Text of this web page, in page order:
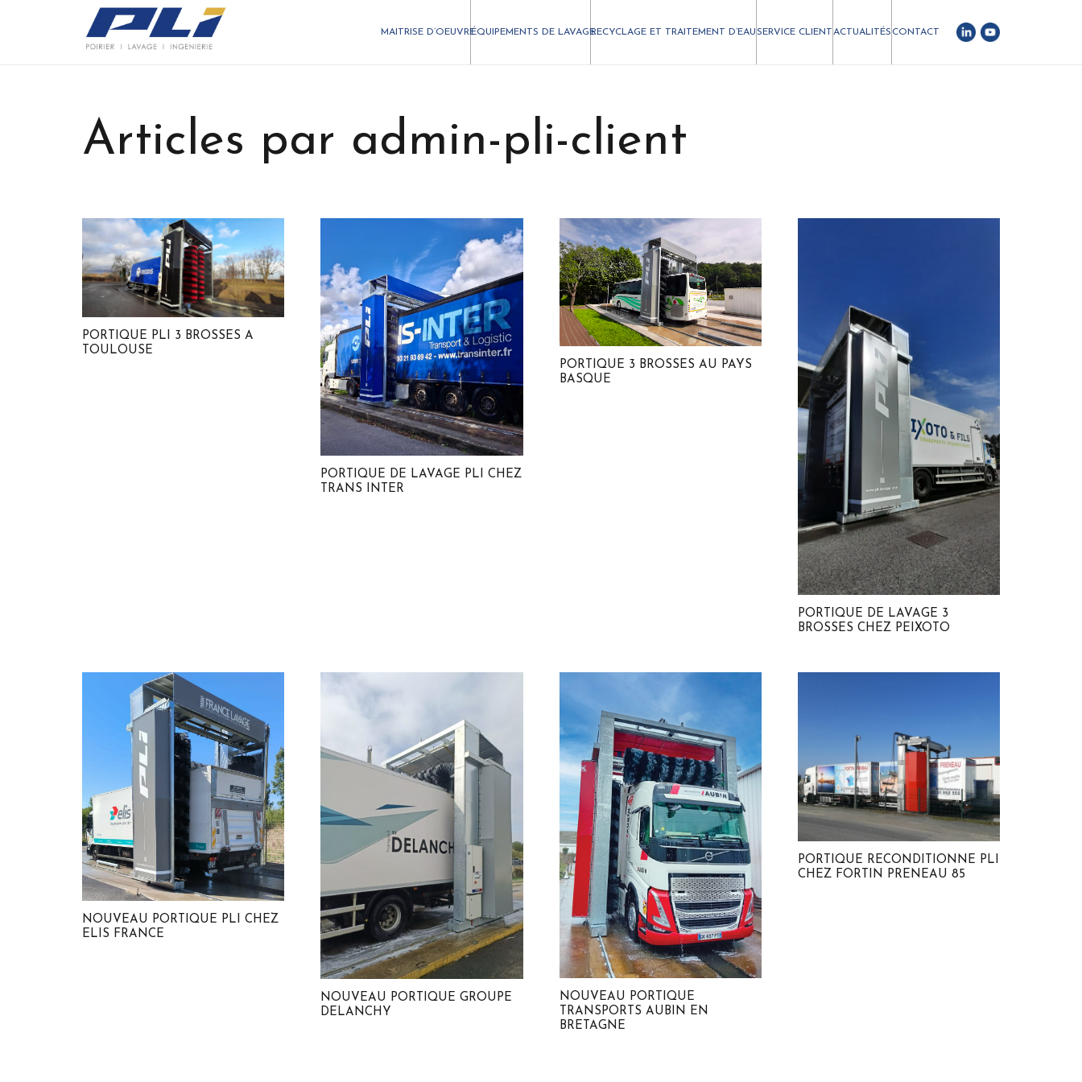
MAITRISE D’OEUVREÉQUIPEMENTS DE LAVAGERECYCLAGE ET TRAITEMENT D’EAUSERVICE CLIENTACTUALITÉS CONTACT
Articles par admin-pli-client
PORTIQUE PLI 3 BROSSES A
TOULOUSE
PORTIQUE DE LAVAGE PLI CHEZ
TRANS INTER
PORTIQUE 3 BROSSES AU PAYS
BASQUE
PORTIQUE DE LAVAGE 3
BROSSES CHEZ PEIXOTO
NOUVEAU PORTIQUE PLI CHEZ
ELIS FRANCE
NOUVEAU PORTIQUE GROUPE
DELANCHY
NOUVEAU PORTIQUE
TRANSPORTS AUBIN EN
BRETAGNE
PORTIQUE RECONDITIONNE PLI
CHEZ FORTIN PRENEAU 85